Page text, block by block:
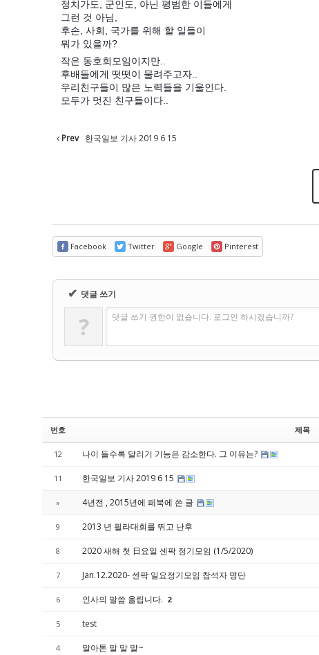
정치가도, 군인도, 아닌 평범한 이들에게
그런 것 아님,
후손, 사회, 국가를 위해 할 일들이
뭐가 있을까?
작은 동호회모임이지만..
후배들에게 떳떳이 물려주고자..
우리친구들이 많은 노력들을 기울인다.
모두가 멋진 친구들이다..
Prev 한국일보 기사 2019 6 15
Facebook Twitter Google Pinterest
✔ 댓글 쓰기
? 댓글 쓰기 권한이 없습니다. 로그인 하시겠습니까?
번호 제목
12 나이 들수록 달리기 기능은 감소한다. 그 이유는?
11 한국일보 기사 2019 6 15
» 4년전 , 2015년에 페북에 쓴 글
9 2013 년 필라대회를 뛰고 난후
8 2020 새해 첫 日요일 센팍 정기모임 (1/5/2020)
7 Jan.12.2020- 센팍 일요정기모임 참석자 명단
6 인사의 말씀 올립니다. 2
5 test
4 말아톤 말 말 말~